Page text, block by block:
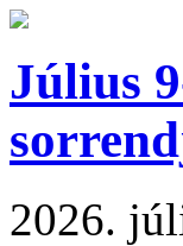
Július
2026.